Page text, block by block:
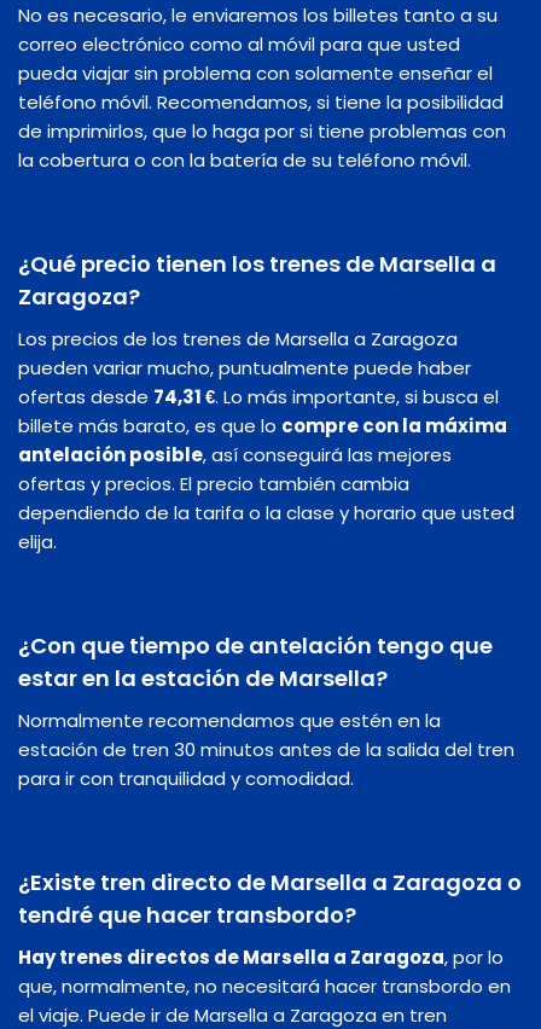
No es necesario, le enviaremos los billetes tanto a su
correo electrónico como al móvil para que usted
pueda viajar sin problema con solamente enseñar el
teléfono móvil. Recomendamos, si tiene la posibilidad
de imprimirlos, que lo haga por si tiene problemas con
la cobertura o con la batería de su teléfono móvil.
¿Qué precio tienen los trenes de Marsella a
Zaragoza?
Los precios de los trenes de Marsella a Zaragoza
pueden variar mucho, puntualmente puede haber
ofertas desde 74,31 €. Lo más importante, si busca el
billete más barato, es que lo compre con la máxima
antelación posible, así conseguirá las mejores
ofertas y precios. El precio también cambia
dependiendo de la tarifa o la clase y horario que usted
elija.
¿Con que tiempo de antelación tengo que
estar en la estación de Marsella?
Normalmente recomendamos que estén en la
estación de tren 30 minutos antes de la salida del tren
para ir con tranquilidad y comodidad.
¿Existe tren directo de Marsella a Zaragoza o
tendré que hacer transbordo?
Hay trenes directos de Marsella a Zaragoza, por lo
que, normalmente, no necesitará hacer transbordo en
el viaje. Puede ir de Marsella a Zaragoza en tren